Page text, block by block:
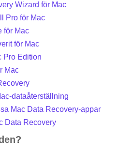
Wizard för Mac
Pro för Mac
för Mac
för Mac
Pro Edition
Mac
dataåterställning
Mac Data Recovery-appar
Data Recovery